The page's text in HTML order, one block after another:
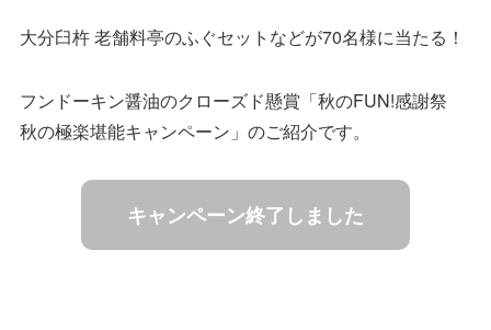
大分臼杵 老舗料亭のふぐセットなどが70名様に当たる！
フンドーキン醤油のクローズド懸賞「秋のFUN!感謝祭
秋の極楽堪能キャンペーン」のご紹介です。
キャンペーン終了しました